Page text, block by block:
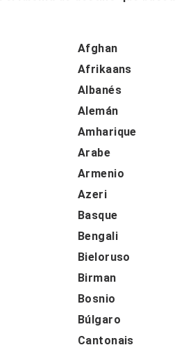
Afghan
Afrikaans
Albanés
Alemán
Amharique
Arabe
Armenio
Azeri
Basque
Bengali
Bieloruso
Birman
Bosnio
Búlgaro
Cantonais